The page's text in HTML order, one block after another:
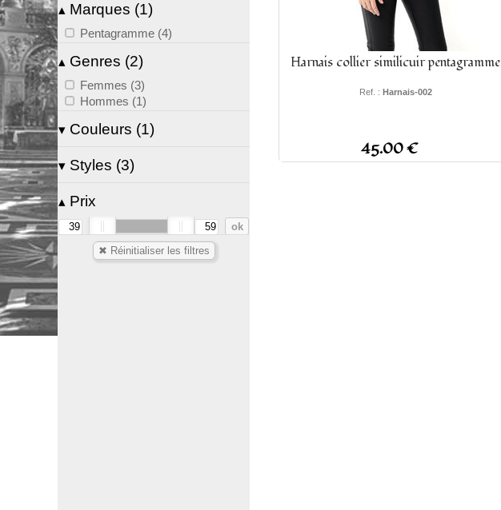
▴ Marques (1)
Pentagramme (4)
▴ Genres (2)
Femmes (3)
Hommes (1)
▾ Couleurs (1)
▾ Styles (3)
Sexy (4)
Steampunk (4)
▴ Prix
Harnais collier similicuir pentagramme
Ref. : Harnais-002
45.00 €